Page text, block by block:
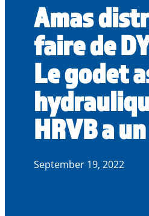
Amas
faire de
Le godet
HRVB a
September 19, 2022